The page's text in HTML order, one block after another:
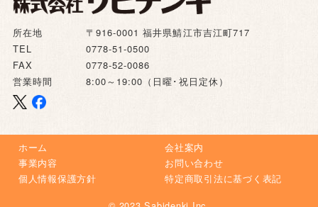
所在地
〒916-0001 福井県鯖江市吉江町717
TEL
0778-51-0500
FAX
0778-52-0086
営業時間
8:00～19:00（日曜･祝日定休）
ホーム
会社案内
事業内容
お問い合わせ
個人情報保護方針
特定商取引法に基づく表記